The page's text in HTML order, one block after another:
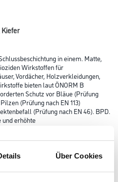
Über Cookies
in einem. Matte,
Wirkstoffen für
Vordächer, Holzverkleidungen,
bieten laut ÖNORM B
Schutz vor Bläue (Prüfung
(Prüfung nach EN 113)
(Prüfung nach EN 46). BPD.
und erhöhte